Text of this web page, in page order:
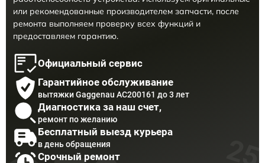
или рекомендованные производителем запчасти, после
ремонта выполняем проверку всех функций и
предоставляем гарантию.
Официальный сервис
Гарантийное обслуживание
вытяжки Gaggenau AC200161 до 3 лет
Диагностика за наш счет,
ремонт по желанию
Бесплатный выезд курьера
в день обращения
Срочный ремонт